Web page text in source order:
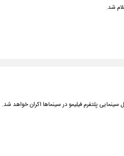
شد.
پلتفرم فیلیمو در سینماها اکران خواهد شد.